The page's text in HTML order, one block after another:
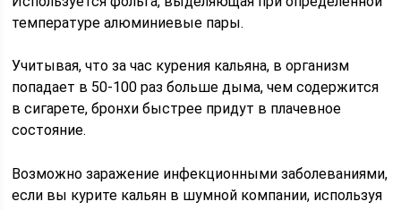
температуре алюминиевые пары.
Учитывая, что за час курения кальяна, в организм
попадает в 50-100 раз больше дыма, чем содержится
в сигарете, бронхи быстрее придут в плачевное
состояние.
Возможно заражение инфекционными заболеваниями,
если вы курите кальян в шумной компании, используя